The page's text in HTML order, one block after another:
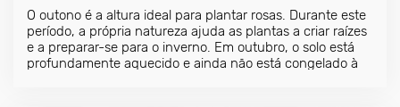
O outono é a altura ideal para plantar rosas. Durante este
período, a própria natureza ajuda as plantas a criar raízes
e a preparar-se para o inverno. Em outubro, o solo está
profundamente aquecido e ainda não está congelado à